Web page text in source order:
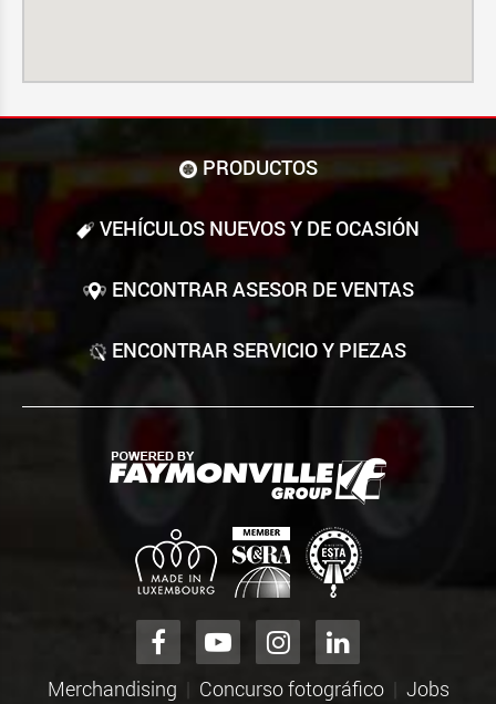
PRODUCTOS
VEHÍCULOS NUEVOS Y DE OCASIÓN
ENCONTRAR ASESOR DE VENTAS
ENCONTRAR SERVICIO Y PIEZAS
Merchandising Concurso fotográfico Jobs